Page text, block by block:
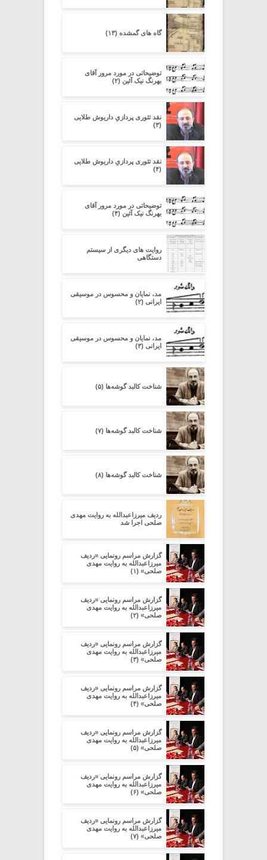
گاه های گمشده (۱۳)
توضیحاتی در مورد مرور آقای
بهرنگ نیک آئین (۲)
نقد تئوری پردازیِ داریوش طلایی
(۳)
نقد تئوری پردازیِ داریوش طلایی
(۴)
توضیحاتی در مورد مرور آقای
بهرنگ نیک آئین (۴)
روایت های دیگری از سیستم
دستگاهی
مد، نمایان و محسوس در موسیقی
ایرانی (۲)
مد، نمایان و محسوس در موسیقی
ایرانی (۳)
شناخت کالبد گوشه‌ها (۵)
شناخت کالبد گوشه‌ها (۷)
شناخت کالبد گوشه‌ها (۸)
ردیف میرزاعبدالله به روایت مهدی
صلحی اجرا شد
گزارش مراسم رونمایی «ردیف
میرزاعبدالله به روایت مهدی
صلحی» (۱)
گزارش مراسم رونمایی «ردیف
میرزاعبدالله به روایت مهدی
صلحی» (۲)
گزارش مراسم رونمایی «ردیف
میرزاعبدالله به روایت مهدی
صلحی» (۳)
گزارش مراسم رونمایی «ردیف
میرزاعبدالله به روایت مهدی
صلحی» (۴)
گزارش مراسم رونمایی «ردیف
میرزاعبدالله به روایت مهدی
صلحی» (۵)
گزارش مراسم رونمایی «ردیف
میرزاعبدالله به روایت مهدی
صلحی» (۶)
گزارش مراسم رونمایی «ردیف
میرزاعبدالله به روایت مهدی
صلحی» (۷)